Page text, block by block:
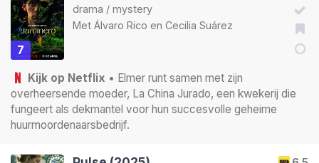
7
drama / mystery
Met Álvaro Rico en Cecilia Suárez
Kijk op Netflix • Elmer runt samen met zijn
overheersende moeder, La China Jurado, een kwekerij die
fungeert als dekmantel voor hun succesvolle geheime
huurmoordenaarsbedrijf.